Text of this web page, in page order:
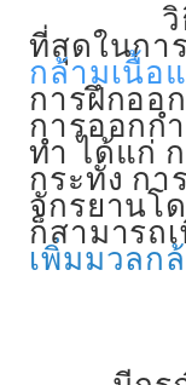
วิธีนี้ที่
ที่สุดในการ
กล้ามเนื้อ
การฝึกออ
การออกก
ทำ ได้แก่
กระทั่ง กา
จักรยานโ
ก็สามารถ
เพิ่มมวลก